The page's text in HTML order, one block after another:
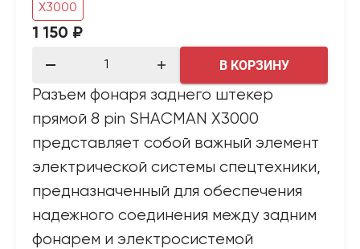
X3000
1 150 ₽
В КОРЗИНУ
Разъем фонаря заднего штекер
прямой 8 pin SHACMAN X3000
представляет собой важный элемент
электрической системы спецтехники,
предназначенный для обеспечения
надежного соединения между задним
фонарем и электросистемой